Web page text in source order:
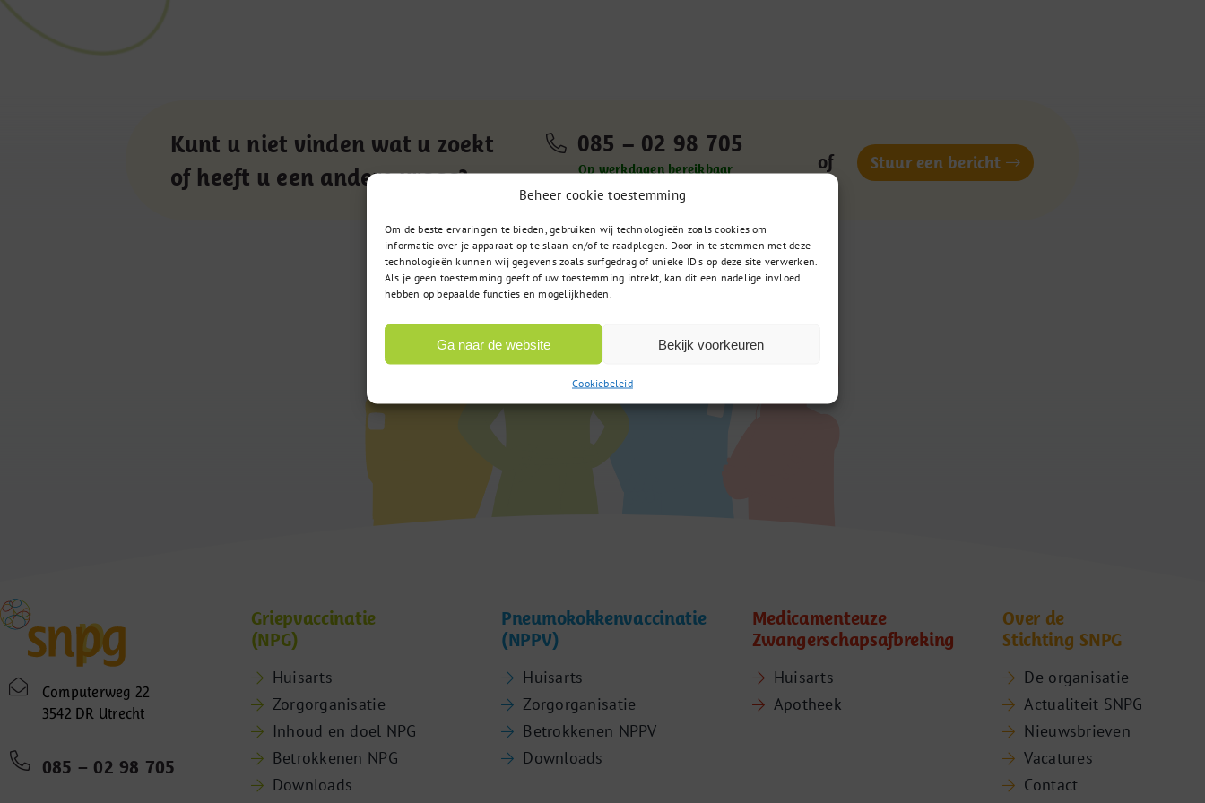
Beheer cookie toestemming
Om de beste ervaringen te bieden, gebruiken wij technologieën zoals cookies om
informatie over je apparaat op te slaan en/of te raadplegen. Door in te stemmen met deze
technologieën kunnen wij gegevens zoals surfgedrag of unieke ID's op deze site verwerken.
Als je geen toestemming geeft of uw toestemming intrekt, kan dit een nadelige invloed
hebben op bepaalde functies en mogelijkheden.
Ga naar de website Bekijk voorkeuren
Cookiebeleid
Kunt u niet vinden wat u zoekt
of heeft u een andere vraag?
085 – 02 98 705
Op werkdagen bereikbaar
of Stuur een bericht
Computerweg 22
3542 DR Utrecht
085 – 02 98 705
Griepvaccinatie
(NPG)
Huisarts
Zorgorganisatie
Inhoud en doel NPG
Betrokkenen NPG
Downloads
Pneumokokkenvaccinatie
(NPPV)
Huisarts
Zorgorganisatie
Betrokkenen NPPV
Downloads
Medicamenteuze
Zwangerschapsafbreking
Huisarts
Apotheek
Over de
Stichting SNPG
De organisatie
Actualiteit SNPG
Nieuwsbrieven
Vacatures
Contact